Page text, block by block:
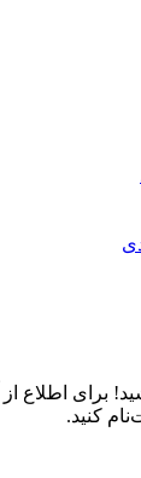
برای اطلاع
کنید.